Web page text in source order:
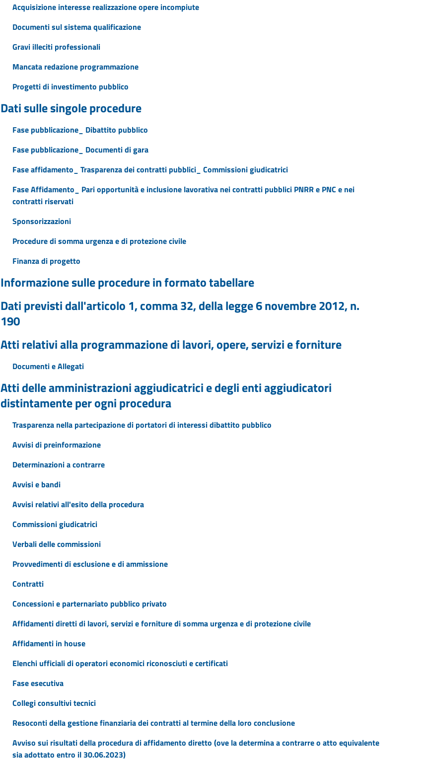
Acquisizione interesse realizzazione opere incompiute
Documenti sul sistema qualificazione
Gravi illeciti professionali
Mancata redazione programmazione
Progetti di investimento pubblico
Dati sulle singole procedure
Fase pubblicazione_ Dibattito pubblico
Fase pubblicazione_ Documenti di gara
Fase affidamento_ Trasparenza dei contratti pubblici_ Commissioni giudicatrici
Fase Affidamento_ Pari opportunità e inclusione lavorativa nei contratti pubblici PNRR e PNC e nei
contratti riservati
Sponsorizzazioni
Procedure di somma urgenza e di protezione civile
Finanza di progetto
Informazione sulle procedure in formato tabellare
Dati previsti dall'articolo 1, comma 32, della legge 6 novembre 2012, n.
190
Atti relativi alla programmazione di lavori, opere, servizi e forniture
Documenti e Allegati
Atti delle amministrazioni aggiudicatrici e degli enti aggiudicatori
distintamente per ogni procedura
Trasparenza nella partecipazione di portatori di interessi dibattito pubblico
Avvisi di preinformazione
Determinazioni a contrarre
Avvisi e bandi
Avvisi relativi all'esito della procedura
Commissioni giudicatrici
Verbali delle commissioni
Provvedimenti di esclusione e di ammissione
Contratti
Concessioni e parternariato pubblico privato
Affidamenti diretti di lavori, servizi e forniture di somma urgenza e di protezione civile
Affidamenti in house
Elenchi ufficiali di operatori economici riconosciuti e certificati
Fase esecutiva
Collegi consultivi tecnici
Resoconti della gestione finanziaria dei contratti al termine della loro conclusione
Avviso sui risultati della procedura di affidamento diretto (ove la determina a contrarre o atto equivalente
sia adottato entro il 30.06.2023)